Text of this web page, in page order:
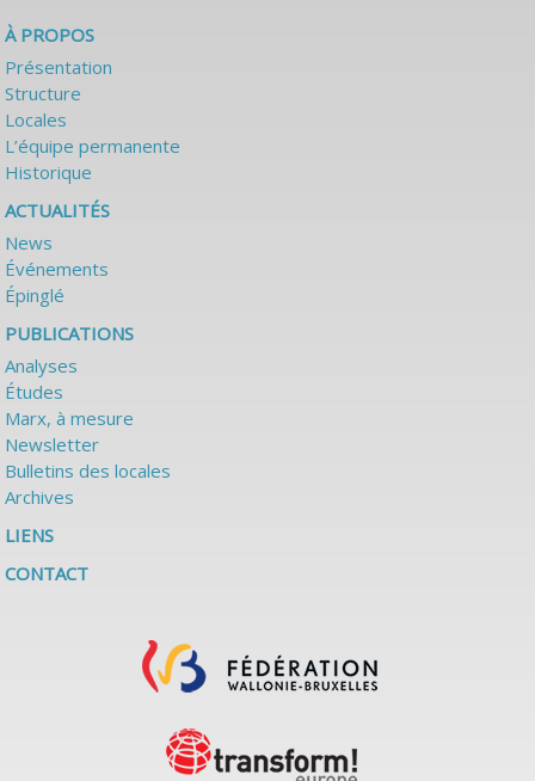
À PROPOS
Présentation
Structure
Locales
L’équipe permanente
Historique
ACTUALITÉS
News
Événements
Épinglé
PUBLICATIONS
Analyses
Études
Marx, à mesure
Newsletter
Bulletins des locales
Archives
LIENS
CONTACT